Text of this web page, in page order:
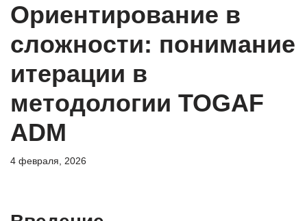
Ориентирование в
сложности: понимание
итерации в
методологии TOGAF
ADM
4 февраля, 2026